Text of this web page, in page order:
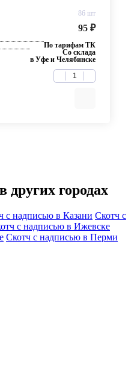
86 шт
95 ₽
По тарифам ТК
Со склада
в Уфе и Челябинске
других городах
с надписью в Казани Скотч с
с надписью в Ижевске
Скотч с надписью в Перми